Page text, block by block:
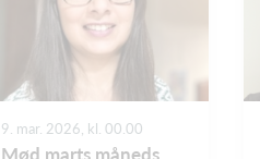
9. mar. 2026, kl. 00.00
Mød marts måneds